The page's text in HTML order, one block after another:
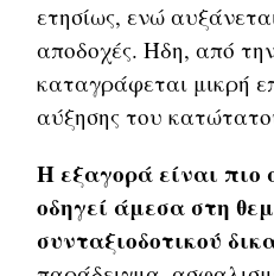
ετησίως, ενώ
αποδοχές. Ήδη, από
καταγράφεται μικρή
αύξησης του
Η εξαγορά είναι
οδηγεί άμεσα στη
συνταξιοδοτικού